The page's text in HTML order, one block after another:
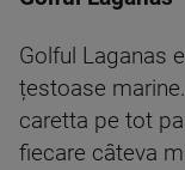
Golful Laganas
țestoase
caretta pe tot
fiecare câteva